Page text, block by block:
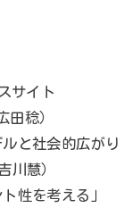
サイト
田稔）
と社会的広がり
川慧）
性を考える」